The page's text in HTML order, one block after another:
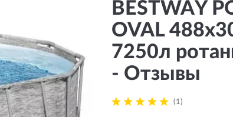
BESTWAY
OVAL
7250л
- Отзывы
(1)